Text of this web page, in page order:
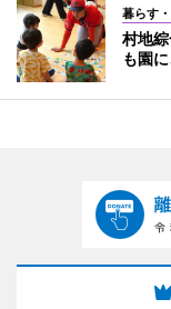
暮らす
村地
も園